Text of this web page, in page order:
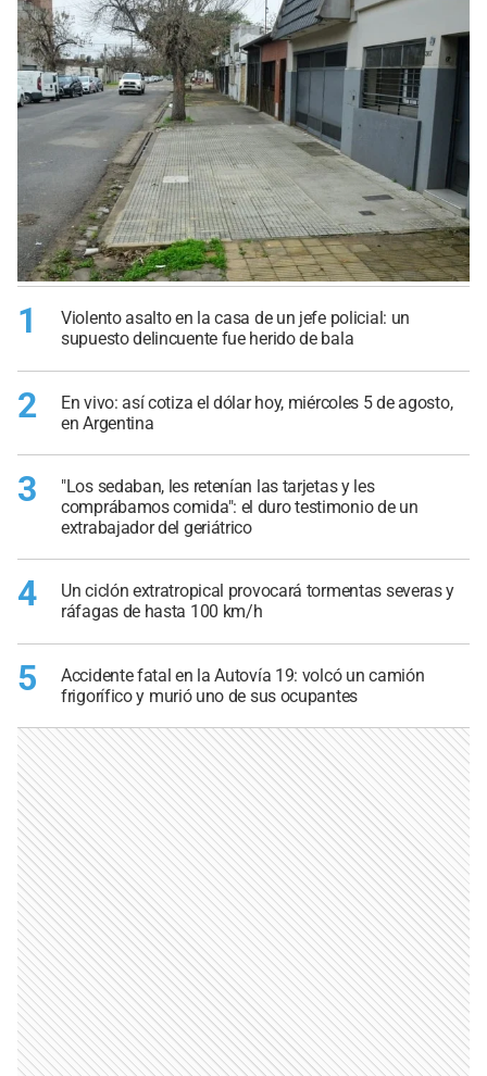
1
Violento asalto en la casa de un jefe policial: un
supuesto delincuente fue herido de bala
2
En vivo: así cotiza el dólar hoy, miércoles 5 de agosto,
en Argentina
3
"Los sedaban, les retenían las tarjetas y les
comprábamos comida": el duro testimonio de un
extrabajador del geriátrico
4
Un ciclón extratropical provocará tormentas severas y
ráfagas de hasta 100 km/h
5
Accidente fatal en la Autovía 19: volcó un camión
frigorífico y murió uno de sus ocupantes